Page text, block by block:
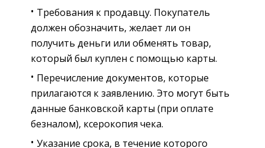
Требования к продавцу. Покупатель
должен обозначить, желает ли он
получить деньги или обменять товар,
который был куплен с помощью карты.
Перечисление документов, которые
прилагаются к заявлению. Это могут быть
данные банковской карты (при оплате
безналом), ксерокопия чека.
Указание срока, в течение которого